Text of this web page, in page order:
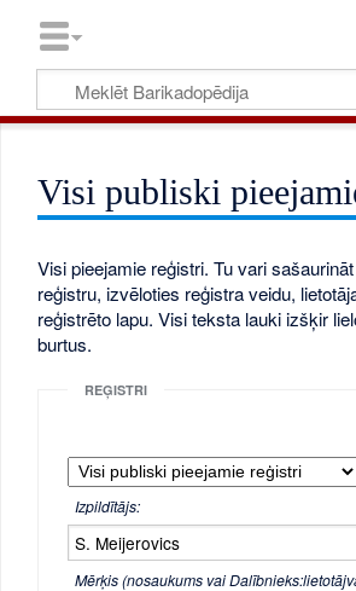
Visi publiski
Visi pieejamie reģistri. Tu vari
reģistru, izvēloties reģistra veidu,
reģistrēto lapu. Visi teksta lauki izšķir
burtus.
REĢISTRI
Izpildītājs:
Mērķis (nosaukums vai